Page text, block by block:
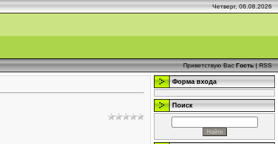
Четверг, 06.08.2026
Приветствую Вас Гость|RSS
Форма входа
Поиск